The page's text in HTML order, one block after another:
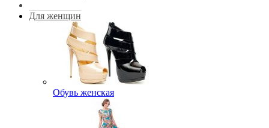
Для женщин
Обувь женская